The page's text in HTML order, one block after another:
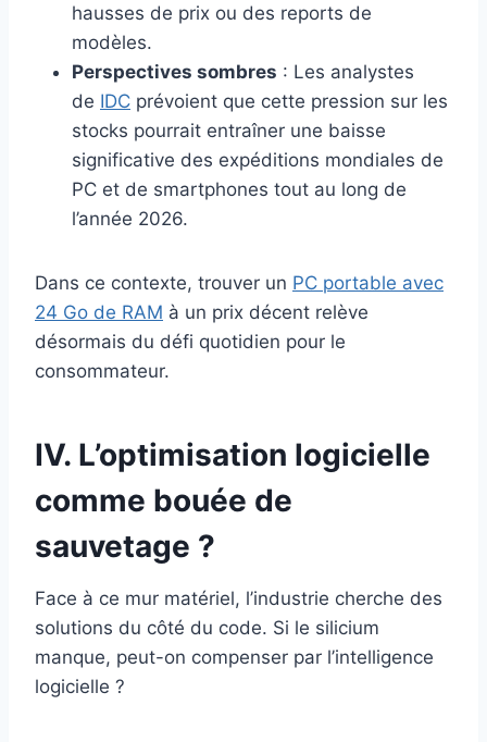
hausses de prix ou des reports de
modèles.
Perspectives sombres : Les analystes
de IDC prévoient que cette pression sur les
stocks pourrait entraîner une baisse
significative des expéditions mondiales de
PC et de smartphones tout au long de
l’année 2026.
Dans ce contexte, trouver un PC portable avec
24 Go de RAM à un prix décent relève
désormais du défi quotidien pour le
consommateur.
IV. L’optimisation logicielle
comme bouée de
sauvetage ?
Face à ce mur matériel, l’industrie cherche des
solutions du côté du code. Si le silicium
manque, peut-on compenser par l’intelligence
logicielle ?